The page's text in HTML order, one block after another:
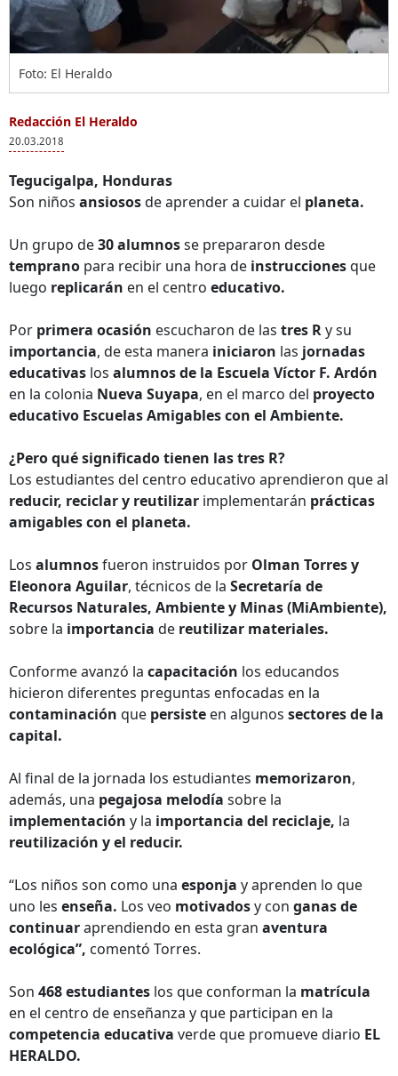
Foto: El Heraldo
Redacción El Heraldo
20.03.2018
Tegucigalpa, Honduras
Son niños ansiososde aprender a cuidar el planeta.
Un grupo de30 alumnosse prepararon desde
temprano para recibir una hora de instruccionesque
luego replicarán en el centro educativo.
Por primera ocasión escucharon de las tres Ry su
importancia, de esta manera iniciaron las jornadas
educativas los alumnos de la Escuela Víctor F. Ardón
en la colonia Nueva Suyapa, en el marco del proyecto
educativo Escuelas Amigables con el Ambiente.
¿Pero qué significado tienen las tres R?
Los estudiantes del centro educativo aprendieron que al
reducir, reciclar y reutilizar implementarán prácticas
amigables con el planeta.
Los alumnosfueron instruidos por Olman Torres y
Eleonora Aguilar, técnicos de la Secretaría de
Recursos Naturales, Ambiente y Minas (MiAmbiente),
sobre la importancia de reutilizar materiales.
Conforme avanzó la capacitación los educandos
hicieron diferentes preguntas enfocadas en la
contaminación que persiste en algunos sectores de la
capital.
Al final de la jornada los estudiantes memorizaron,
además, una pegajosa melodía sobre la
implementación y la importancia del reciclaje, la
reutilización y el reducir.
“Los niños son como una esponja y aprenden lo que
uno les enseña. Los veo motivadosy con ganas de
continuaraprendiendo en esta gran aventura
ecológica”, comentó Torres.
Son 468 estudiantes los que conforman la matrícula
en el centro de enseñanza y que participan en la
competencia educativa verde que promueve diario EL
HERALDO.